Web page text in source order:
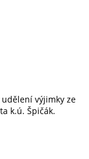
výjimky ze
k.ú. Špičák.